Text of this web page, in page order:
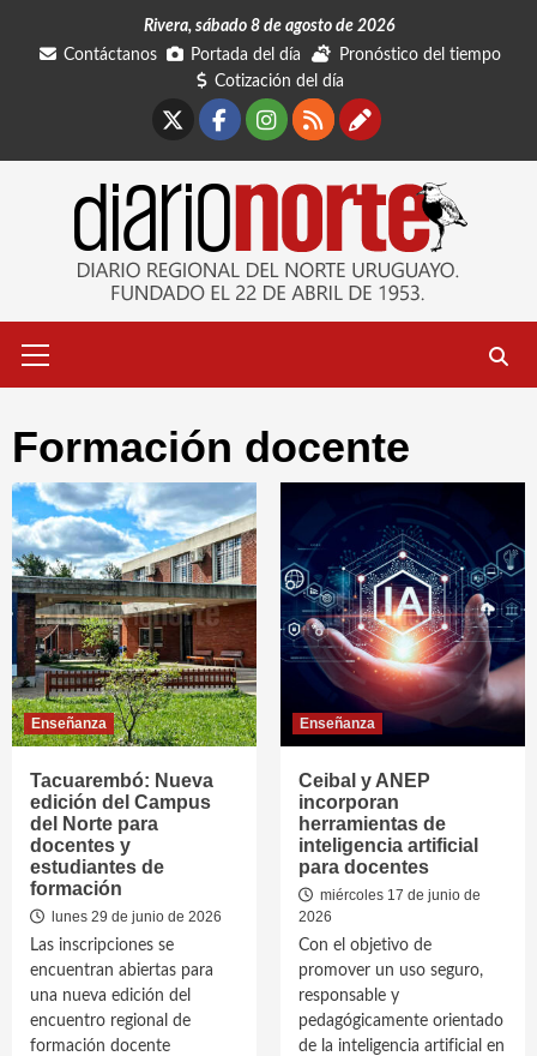
Rivera, sábado 8 de agosto de 2026
Contáctanos
Portada del día
Pronóstico del tiempo
Cotización del día
Facebook
Instagram
RSSContáctanos
primario
Formación docente
Enseñanza
Tacuarembó: Nueva
edición del Campus
del Norte para
docentes y
estudiantes de
formación
lunes 29 de junio de 2026
Las inscripciones se
encuentran abiertas para
una nueva edición del
encuentro regional de
formación docente
Enseñanza
Ceibal y ANEP
incorporan
herramientas de
inteligencia artificial
para docentes
miércoles 17 de junio de
2026
Con el objetivo de
promover un uso seguro,
responsable y
pedagógicamente orientado
de la inteligencia artificial en